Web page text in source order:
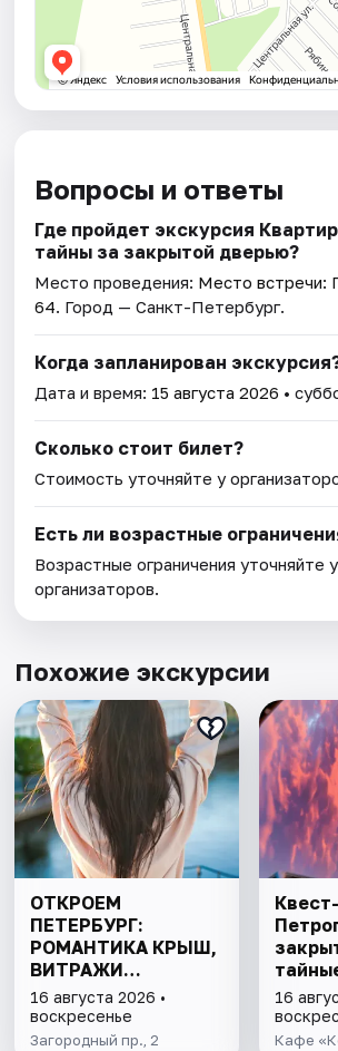
Вопросы и ответы
Где пройдет экскурсия
тайны за закрытой дверью?
Место проведения: Место встречи:
64. Город — Санкт-Петербург.
Когда запланирован
Дата и время: 15 августа 2026 •
Сколько стоит билет?
Стоимость уточняйте у
Есть ли возрастные
Возрастные ограничения уточняйте у
организаторов.
Похожие экскурсии
ОТКРОЕМ
ПЕТЕРБУРГ:
РОМАНТИКА КРЫШ,
ВИТРАЖИ
ПАРАДНЫХ И
ЛАБИРИНТЫ
ДВОРОВ
16 августа 2026 •
воскресенье
Загородный пр., 2
16
Кафе